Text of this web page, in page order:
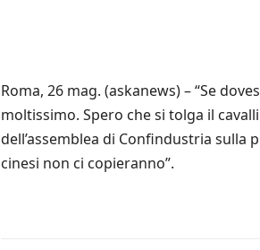
Roma, 26 mag. (askanews) – “Se
moltissimo. Spero che si tolga il
dell’assemblea di Confindustria sulla
cinesi non ci copieranno”.